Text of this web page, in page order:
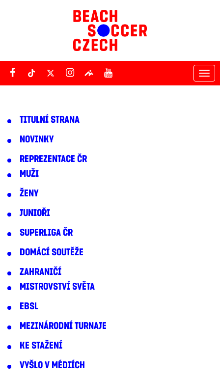
TITULNÍ STRANA
NOVINKY
REPREZENTACE ČR
MUŽI
ŽENY
JUNIOŘI
SUPERLIGA ČR
DOMÁCÍ SOUTĚŽE
ZAHRANIČÍ
MISTROVSTVÍ SVĚTA
EBSL
MEZINÁRODNÍ TURNAJE
KE STAŽENÍ
VYŠLO V MÉDIÍCH